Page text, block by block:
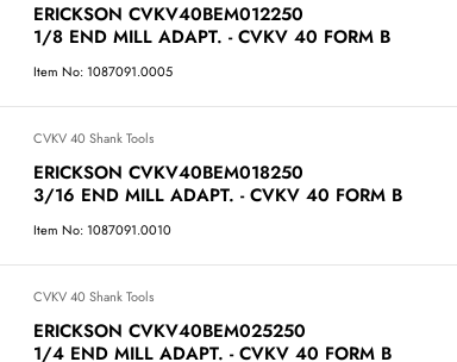
ERICKSON CVKV40BEM012250
1/8 END MILL ADAPT. - CVKV 40 FORM B
Item No: 1087091.0005
CVKV 40 Shank Tools
ERICKSON CVKV40BEM018250
3/16 END MILL ADAPT. - CVKV 40 FORM B
Item No: 1087091.0010
CVKV 40 Shank Tools
ERICKSON CVKV40BEM025250
1/4 END MILL ADAPT. - CVKV 40 FORM B